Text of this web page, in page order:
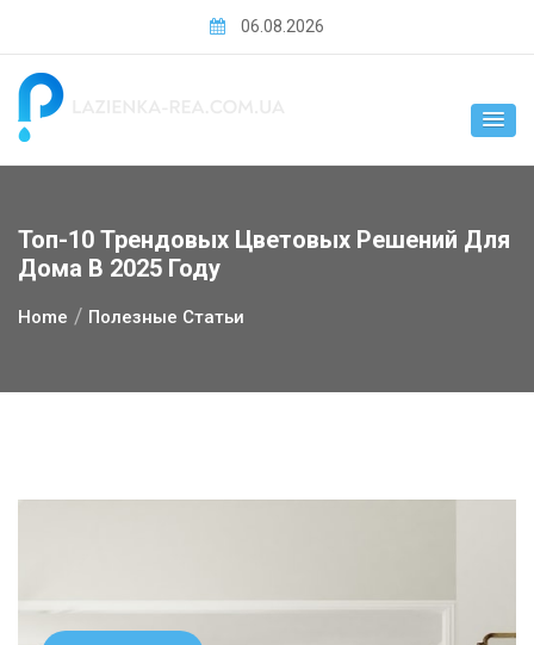
content
06.08.2026
Топ-10 Трендовых Цветовых Решений Для
Дома В 2025 Году
Home Полезные Статьи